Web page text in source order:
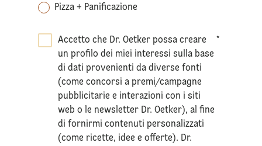
Pizza + Panificazione
Accetto che Dr. Oetker possa creare
un profilo dei miei interessi sulla base
di dati provenienti da diverse fonti
(come concorsi a premi/campagne
pubblicitarie e interazioni con i siti
web o le newsletter Dr. Oetker), al fine
di fornirmi contenuti personalizzati
(come ricette, idee e offerte). Dr.
*